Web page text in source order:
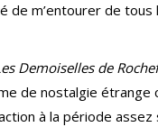
m’entourer de tous
Demoiselles de
de nostalgie étrange
à la période